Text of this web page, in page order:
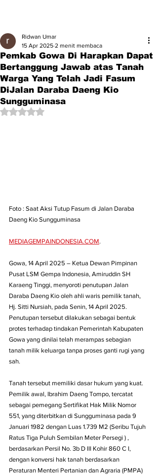
Pemkab Gowa Di Harapkan Dapat
Bertanggung Jawab atas Tanah
Warga Yang Telah Jadi Fasum
DiJalan Daraba Daeng Kio
Sungguminasa
Ridwan Umar
15 Apr 2025 2 menit membaca
Dinilai NaN dari 5 bintang.
Foto : Saat Aksi Tutup Fasum di Jalan Daraba
Daeng Kio Sungguminasa
MEDIAGEMPAINDONESIA.COM.
Gowa, 14 April 2025 – Ketua Dewan Pimpinan
Pusat LSM Gempa Indonesia, Amiruddin SH
Karaeng Tinggi, menyoroti penutupan Jalan
Daraba Daeng Kio oleh ahli waris pemilik tanah,
Hj. Sitti Nursiah, pada Senin, 14 April 2025.
Penutupan tersebut dilakukan sebagai bentuk
protes terhadap tindakan Pemerintah Kabupaten
Gowa yang dinilai telah merampas sebagian
tanah milik keluarga tanpa proses ganti rugi yang
sah.
Tanah tersebut memiliki dasar hukum yang kuat.
Pemilik awal, Ibrahim Daeng Tompo, tercatat
sebagai pemegang Sertifikat Hak Milik Nomor
551, yang diterbitkan di Sungguminasa pada 9
Januari 1982 dengan Luas 1.739 M2 (Seribu Tujuh
Ratus Tiga Puluh Sembilan Meter Persegi ) ,
berdasarkan Persil No. 3b D III Kohir 860 C I,
dengan konversi hak tanah berdasarkan
Peraturan Menteri Pertanian dan Agraria (PMPA)